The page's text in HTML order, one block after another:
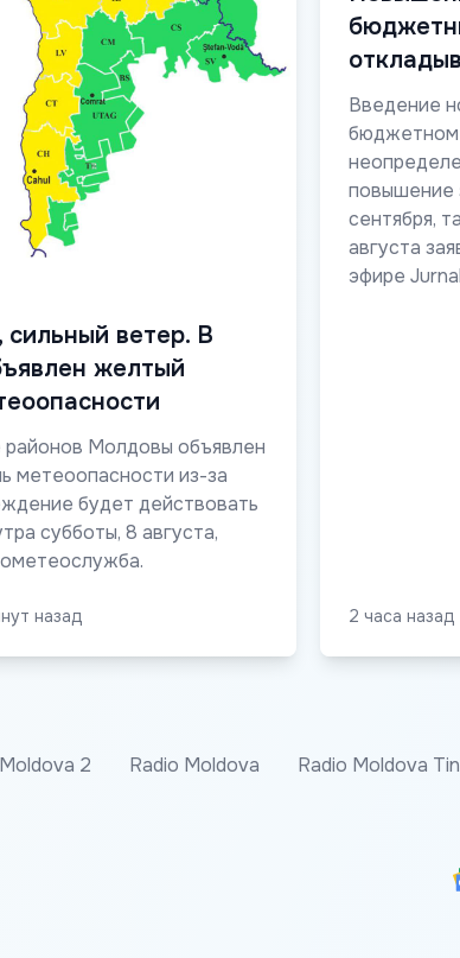
сильный ветер. В
желтый
Молдовы объявлен
метеоопасности из-за
будет действовать
субботы, 8 августа,
назад
Введение
бюджетном
повышение
сентября,
августа
эфире
2 часа назад
Moldova 2 Radio Moldova Radio Moldova